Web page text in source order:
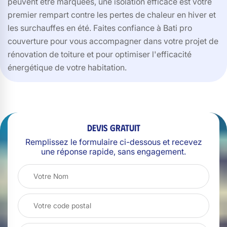
premier rempart contre les pertes de chaleur en hiver et
les surchauffes en été. Faites confiance à Bati pro
couverture pour vous accompagner dans votre projet de
rénovation de toiture et pour optimiser l'efficacité
énergétique de votre habitation.
Devis gratuit
Remplissez le formulaire ci-dessous et recevez
une réponse rapide, sans engagement.